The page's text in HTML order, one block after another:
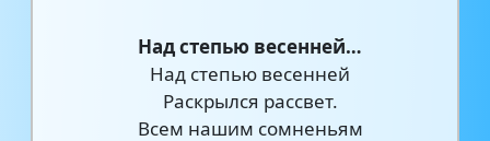
Над степью весенней…
Над степью весенней
Раскрылся рассвет.
Всем нашим сомненьям